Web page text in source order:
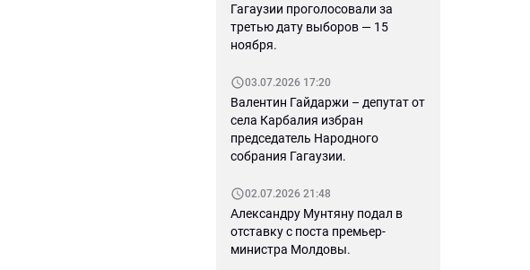
Гагаузии проголосовали за
третью дату выборов — 15
ноября.
03.07.2026 17:20
Валентин Гайдаржи – депутат от
села Карбалия избран
председатель Народного
собрания Гагаузии.
02.07.2026 21:48
Александру Мунтяну подал в
отставку с поста премьер-
министра Молдовы.